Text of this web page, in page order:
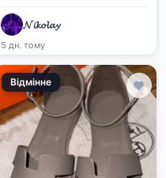
𝓝𝓲𝓴𝓸𝓵𝓪𝔂
5 дн. тому
Відмінне